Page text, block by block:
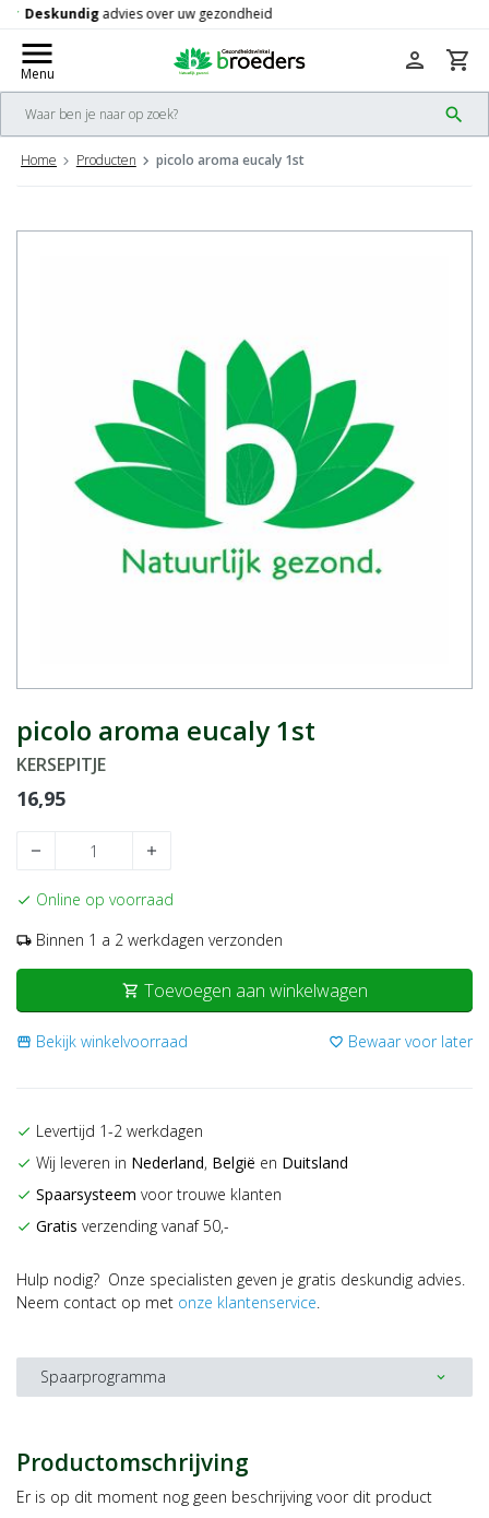
check Gratisverzending vanaf 50,-
menu
Menu
search
person shopping_cart
Home Producten picolo aroma eucaly 1st
picolo aroma eucaly 1st
KERSEPITJE
16,95
remove add
check Online op voorraad
local_shipping Binnen 1 a 2 werkdagen verzonden
shopping_cart Toevoegen aan winkelwagen
storefront Bekijk winkelvoorraad favorite_border Bewaar voor later
check Levertijd 1-2 werkdagen
check Wij leveren in Nederland, België en Duitsland
check Spaarsysteem voor trouwe klanten
check Gratis verzending vanaf 50,-
Hulp nodig? Onze specialisten geven je gratis deskundig advies.
Neem contact op met onze klantenservice.
Spaarprogramma expand_more
Productomschrijving
Er is op dit moment nog geen beschrijving voor dit product